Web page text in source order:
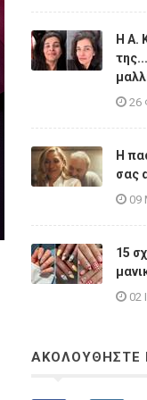
Η A.
26
Η
σας
09
15
02
ΑΚΟΛΟΥΘΗΣΤΕ